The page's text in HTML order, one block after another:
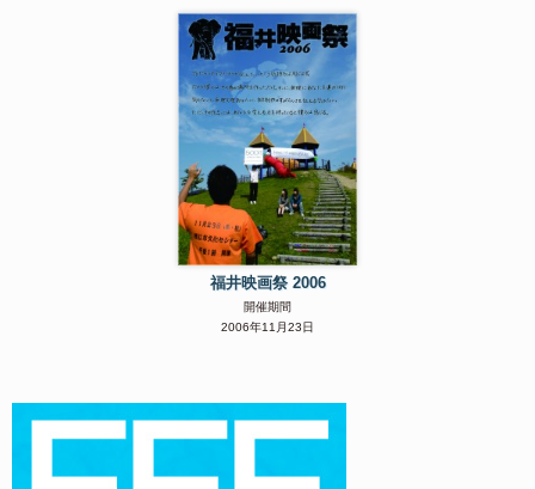
福井映画祭 2006
開催期間
2006年11月23日